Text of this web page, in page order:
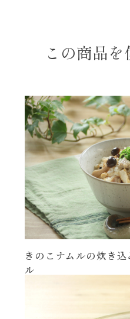
この商品
きのこナムルの炊き
ル